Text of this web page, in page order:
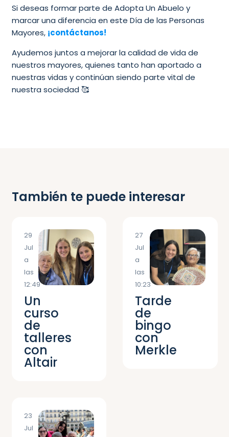
Si deseas formar parte de Adopta Un Abuelo y
marcar una diferencia en este Día de las Personas
Mayores, ¡contáctanos!
Ayudemos juntos a mejorar la calidad de vida de
nuestros mayores, quienes tanto han aportado a
nuestras vidas y continúan siendo parte vital de
nuestra sociedad 🥰
También te puede interesar
29
Jul
a
las
12:49
Un
curso
de
talleres
con
Altair
27
Jul
a
las
10:23
Tarde
de
bingo
con
Merkle
23
Jul